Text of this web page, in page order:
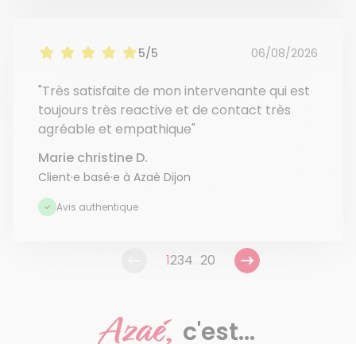
5/5 06/08/2026
"Très satisfaite de mon intervenante qui est
toujours très reactive et de contact très
agréable et empathique"
Marie christine D.
Client·e basé·e à Azaé Dijon
Avis authentique
1234 20
Azaé, c'est...